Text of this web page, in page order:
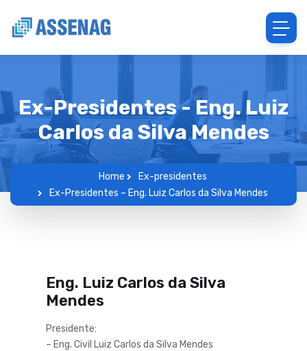
Ex-Presidentes - Eng. Luiz
Carlos da Silva Mendes
Home
Ex-presidentes
Ex-Presidentes – Eng. Luiz Carlos da Silva Mendes
Eng. Luiz Carlos da Silva
Mendes
Presidente:
– Eng. Civil Luiz Carlos da Silva Mendes